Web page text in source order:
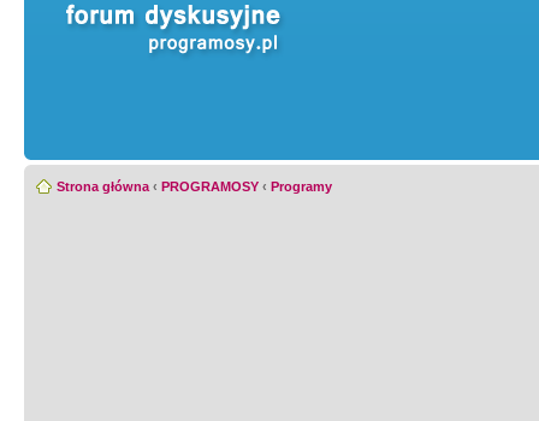
Strona główna ‹ PROGRAMOSY ‹ Programy